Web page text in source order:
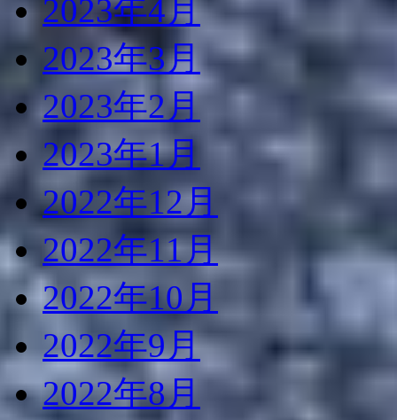
2023年4月
2023年3月
2023年2月
2023年1月
2022年12月
2022年11月
2022年10月
2022年9月
2022年8月